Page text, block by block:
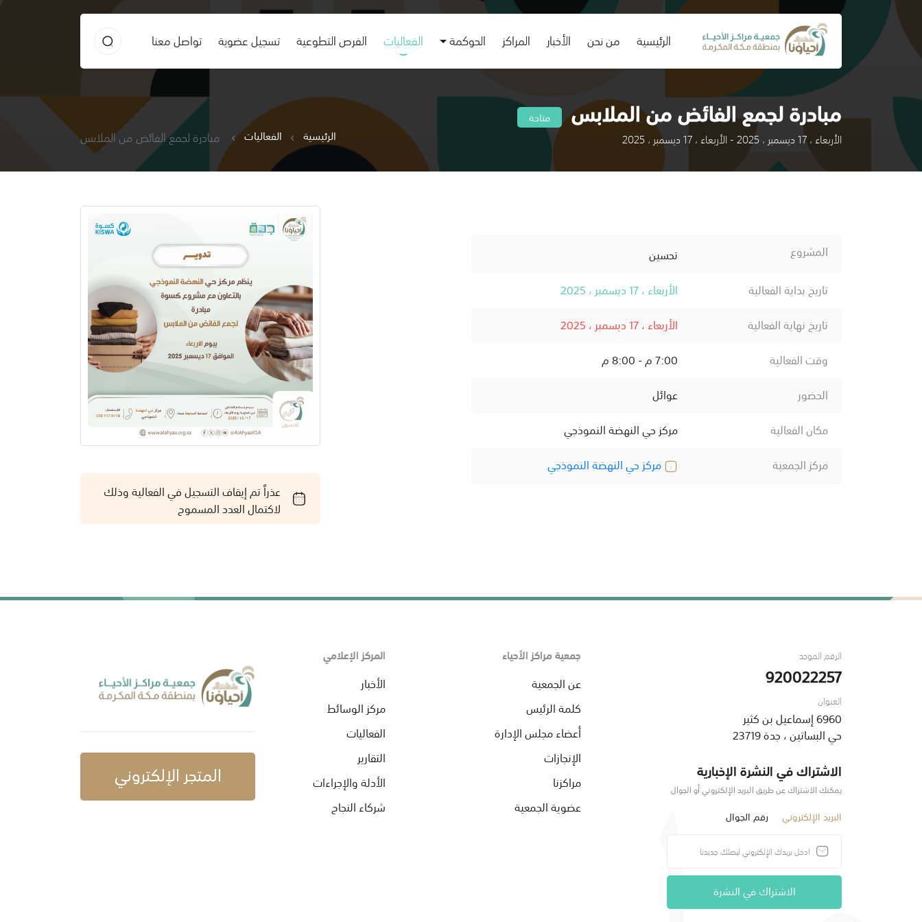
الرئيسية
(current) من نحن الأخبار المراكز الحوكمة الفعاليات الفرص التطوعية تسجيل عضوية تواصل معنا
مبادرة لجمع الفائض من الملابس متاحة
الأربعاء ، 17 ديسمبر ، 2025 - الأربعاء ، 17 ديسمبر ، 2025 الرئيسية الفعاليات مبادرة لجمع الفائض من الملابس
المشروع
تحسين
تاريخ بداية الفعالية
الأربعاء ، 17 ديسمبر ، 2025
تاريخ نهاية الفعالية
الأربعاء ، 17 ديسمبر ، 2025
وقت الفعالية
7:00 م - 8:00 م
الحضور
عوائل
مكان الفعالية
مركز حي النهضة النموذجي
مركز الجمعية
مركز حي النهضة النموذجي
عذراً تم إيقاف التسجيل في الفعالية وذلك
لاكتمال العدد المسموح
الرقم الموحد
920022257
العنوان
6960 إسماعيل بن كثير
حي البساتين ، جدة 23719
الاشتراك في النشرة الإخبارية
يمكنك الاشتراك عن طريق البريد الإلكتروني أو الجوال
البريد الإلكتروني رقم الجوال
الاشتراك في النشرة
جمعية مراكز الأحياء
عن الجمعية
كلمة الرئيس
أعضاء مجلس الإدارة
الإنجازات
مراكزنا
عضوية الجمعية
المركز الإعلامي
الأخبار
مركز الوسائط
الفعاليات
التقارير
الأدلة والإجراءات
شركاء النجاح
المتجر الإلكتروني